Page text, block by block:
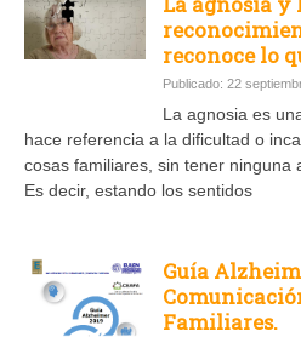
reconoce lo
Publicado: 22
La agnosia es
hace referencia a la dificultad o
cosas familiares, sin tener ninguna
Es decir, estando los sentidos
Guía
Familiares.